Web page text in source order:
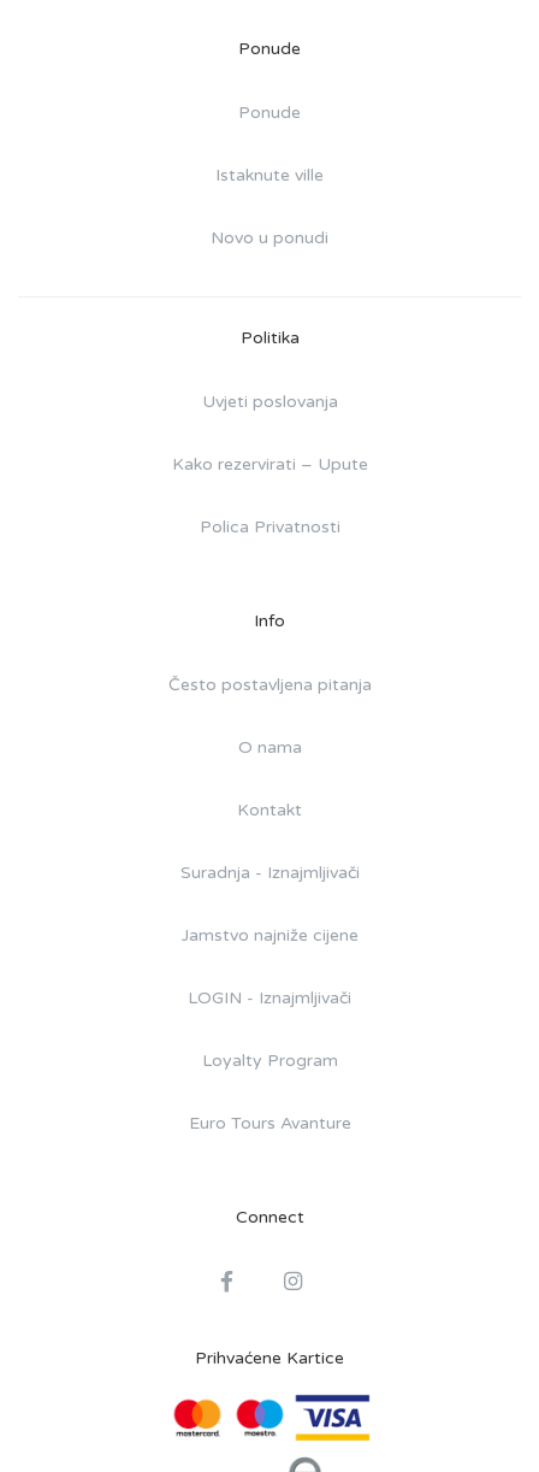
Ponude
Ponude
Istaknute ville
Novo u ponudi
Politika
Uvjeti poslovanja
Kako rezervirati – Upute
Polica Privatnosti
Info
Često postavljena pitanja
O nama
Kontakt
Suradnja - Iznajmljivači
Jamstvo najniže cijene
LOGIN - Iznajmljivači
Loyalty Program
Euro Tours Avanture
Connect
Prihvaćene Kartice